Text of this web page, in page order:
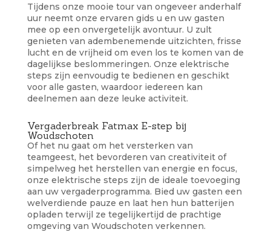
Tijdens onze mooie tour van ongeveer anderhalf
uur neemt onze ervaren gids u en uw gasten
mee op een onvergetelijk avontuur. U zult
genieten van adembenemende uitzichten, frisse
lucht en de vrijheid om even los te komen van de
dagelijkse beslommeringen. Onze elektrische
steps zijn eenvoudig te bedienen en geschikt
voor alle gasten, waardoor iedereen kan
deelnemen aan deze leuke activiteit.
Vergaderbreak Fatmax E-step bij
Woudschoten
Of het nu gaat om het versterken van
teamgeest, het bevorderen van creativiteit of
simpelweg het herstellen van energie en focus,
onze elektrische steps zijn de ideale toevoeging
aan uw vergaderprogramma. Bied uw gasten een
welverdiende pauze en laat hen hun batterijen
opladen terwijl ze tegelijkertijd de prachtige
omgeving van Woudschoten verkennen.